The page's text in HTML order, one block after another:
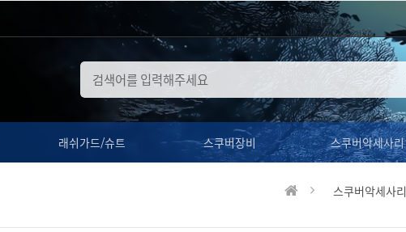
래쉬가드/슈트 스쿠버장비 스쿠버악세사리
스쿠버악세사리